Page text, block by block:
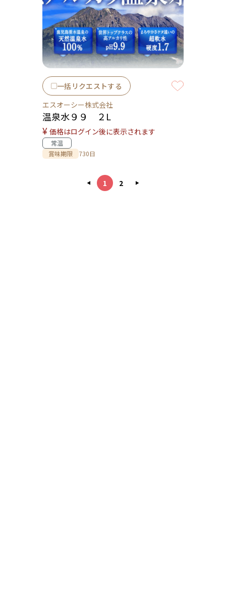
一括リクエストする
エスオーシー株式会社
温泉水９９ ２L
¥ 価格はログイン後に表示されます
常温
賞味期限
730日
◀ 1 2 ▶